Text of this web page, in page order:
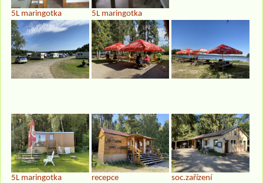
5L maringotka 5L maringotka
5L maringotka recepce soc.zařízení